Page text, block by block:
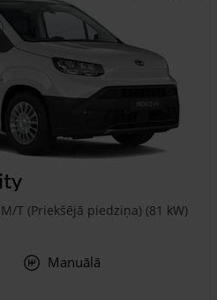
T (Priekšējā piedziņa) (81 kW)
Manuālā